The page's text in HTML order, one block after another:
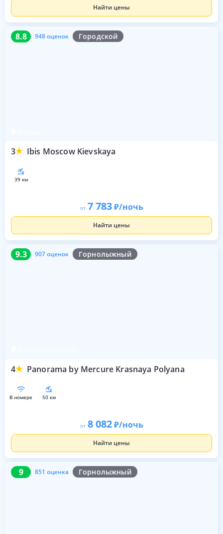
Найти цены
8.8 948 оценок Городской
3 Ibis Moscow Kievskaya
8.8 948 оценок
39 км
от 7 783 /ночь
Найти цены
9.3 907 оценок Горнолыжный
4 Panorama by Mercure Krasnaya Polyana
9.3 907 оценок
в номере 50 км
от 8 082 /ночь
Найти цены
9 851 оценка Горнолыжный
9 851 оценка